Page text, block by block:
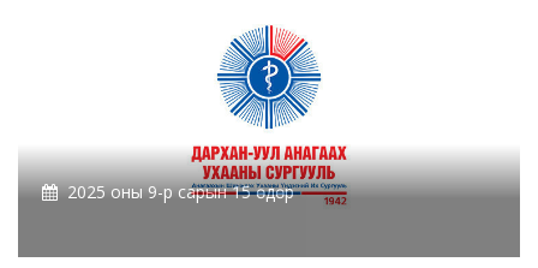
2025 оны 9-р сарын 15 өдөр